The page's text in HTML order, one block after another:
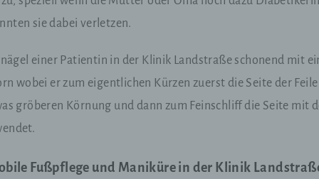
sie dabei verletzen.
einer Patientin in der Klinik Landstraße schonend mit
wobei er zum eigentlichen Kürzen zuerst die Seite der Feile
gröberen Körnung und dann zum Feinschliff die Seite mit
Fußpflege und Maniküre in der Klinik
deren personenbezogene Daten von dem für die
verarbeitet werden.
Verarbeitung
Vorgang oder jede solche Vorgangsreihe im
mit personenbezogenen Daten wie das
die Organisation, das Ordnen, die Speicherung, die
die Offenlegung durch Übermittlung, Verbreitung
andere Form der Bereitstellung, den Abgleich oder die